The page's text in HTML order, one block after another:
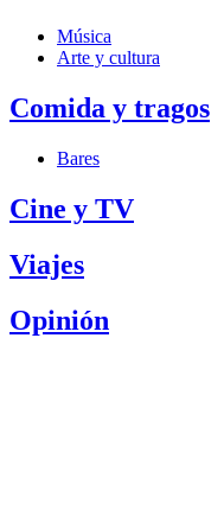
Música
Arte y cultura
Comida y tragos
Bares
Cine y TV
Viajes
Opinión